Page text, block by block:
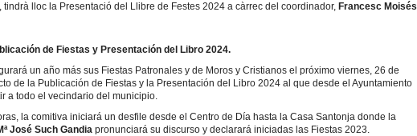
tindrà lloc la Presentació del Llibre de Festes 2024 a càrrec del coordinador, Francesc Moisés
de Fiestas y Presentación del Libro 2024.
un año más sus Fiestas Patronales y de Moros y Cristianos el próximo viernes, 26 de
de la Publicación de Fiestas y la Presentación del Libro 2024 al que desde el Ayuntamiento
a todo el vecindario del municipio.
la comitiva iniciará un desfile desde el Centro de Día hasta la Casa Santonja donde la
José Such Gandia pronunciará su discurso y declarará iniciadas las Fiestas 2023.